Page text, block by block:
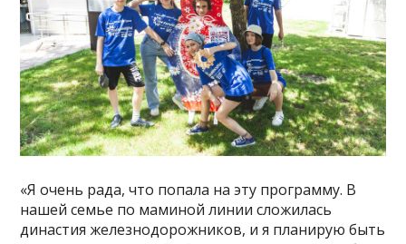
«Я очень рада, что попала на эту программу. В
нашей семье по маминой линии сложилась
династия железнодорожников, и я планирую быть